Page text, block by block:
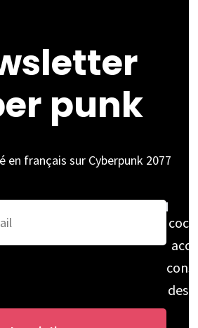
punk
en français sur Cyberpunk 2077
des